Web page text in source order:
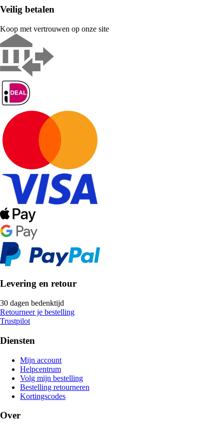
Veilig betalen
Koop met vertrouwen op onze site
Levering en retour
30 dagen bedenktijd
Retourneer je bestelling
Trustpilot
Diensten
Mijn account
Helpcentrum
Volg mijn bestelling
Bestelling retourneren
Kortingscodes
Over